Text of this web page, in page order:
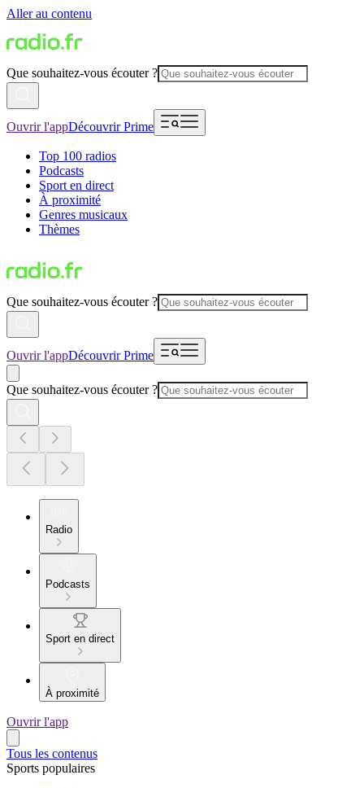
Aller au contenu
Que souhaitez-vous écouter ?
Ouvrir l'appDécouvrir Prime
Top 100 radios
Podcasts
Sport en direct
À proximité
Genres musicaux
Thèmes
Que souhaitez-vous écouter ?
Ouvrir l'appDécouvrir Prime
Que souhaitez-vous écouter ?
Radio
Podcasts
Sport en direct
À proximité
Ouvrir l'app
Tous les contenus
Sports populaires